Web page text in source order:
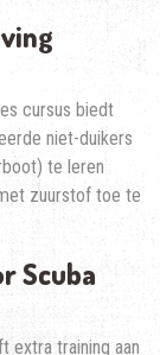
cursus biedt
niet-duikers
te leren
zuurstof toe te
Scuba
extra training aan